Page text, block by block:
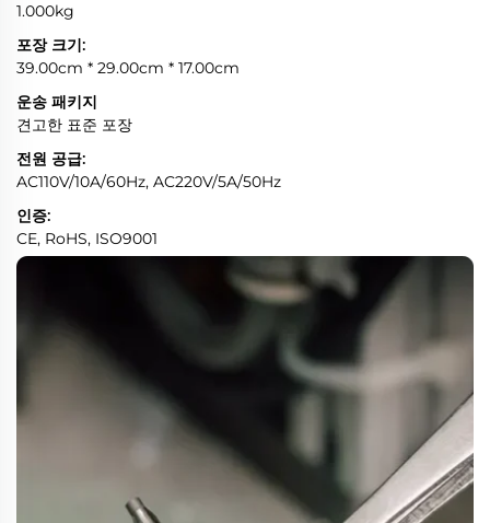
1.000kg
포장 크기:
39.00cm * 29.00cm * 17.00cm
운송 패키지
견고한 표준 포장
전원 공급:
AC110V/10A/60Hz, AC220V/5A/50Hz
인증:
CE, RoHS, ISO9001